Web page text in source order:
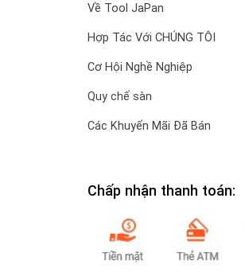
Về Tool JaPan
Hợp Tác Với CHÚNG TÔI
Cơ Hội Nghề Nghiệp
Quy chế sàn
Các Khuyến Mãi Đã Bán
Chấp nhận thanh toán: